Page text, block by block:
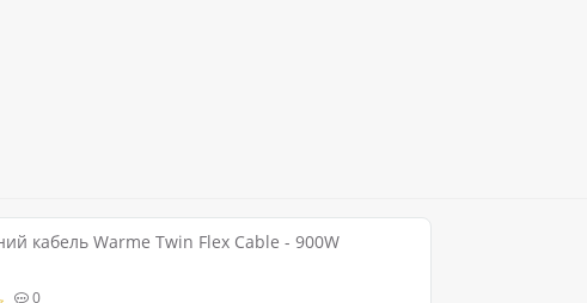
кабель Warme Twin Flex Cable - 900W
0